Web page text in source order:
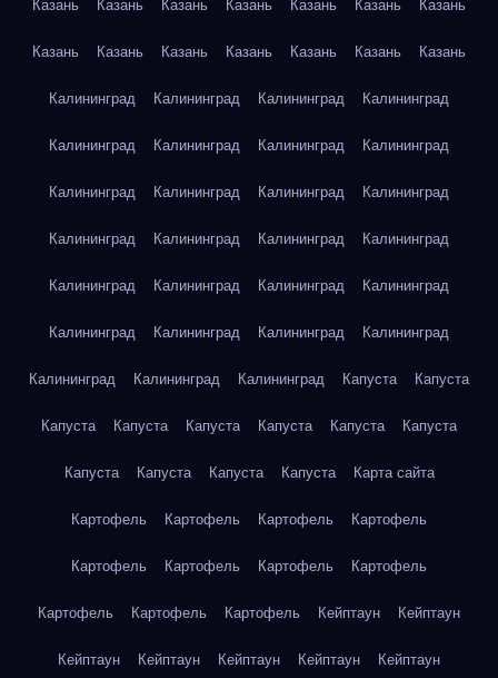
Казань Казань Казань Казань Казань Казань Казань
Казань Казань Казань Казань Казань Казань Казань
Калининград Калининград Калининград Калининград
Калининград Калининград Калининград Калининград
Калининград Калининград Калининград Калининград
Калининград Калининград Калининград Калининград
Калининград Калининград Калининград Калининград
Калининград Калининград Калининград Калининград
Калининград Калининград Калининград Капуста Капуста
Капуста Капуста Капуста Капуста Капуста Капуста
Капуста Капуста Капуста Капуста Карта сайта
Картофель Картофель Картофель Картофель
Картофель Картофель Картофель Картофель
Картофель Картофель Картофель Кейптаун Кейптаун
Кейптаун Кейптаун Кейптаун Кейптаун Кейптаун